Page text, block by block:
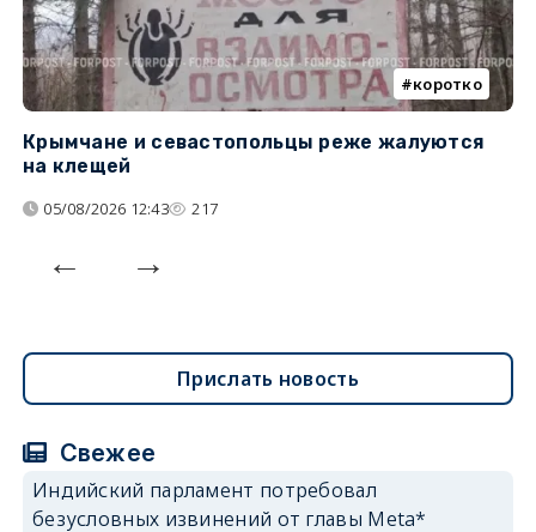
коротко
Крымчане и севастопольцы реже жалуются
на клещей
05/08/2026 12:43 217
Прислать новость
Свежее
Индийский парламент потребовал
безусловных извинений от главы Meta*